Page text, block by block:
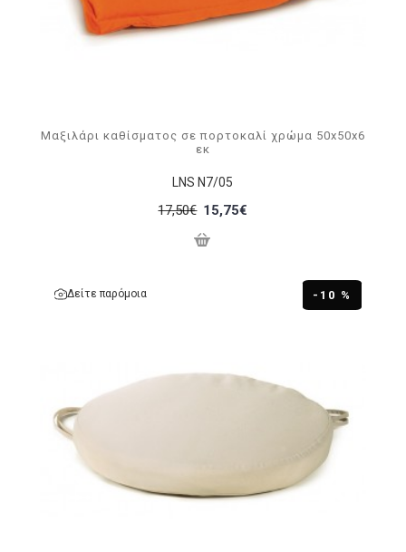
LNS N7/05
Μαξιλάρι καθίσματος σε πορτοκαλί χρώμα 50x50x6
εκ
17,50€ 15,75€
-10 %
Δείτε παρόμοια